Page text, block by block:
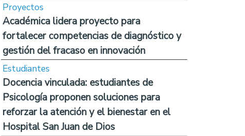
Proyectos
Académica lidera proyecto para
fortalecer competencias de diagnóstico y
gestión del fracaso en innovación
Estudiantes
Docencia vinculada: estudiantes de
Psicología proponen soluciones para
reforzar la atención y el bienestar en el
Hospital San Juan de Dios